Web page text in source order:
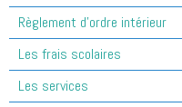
Règlement d'ordre intérieur
Les frais scolaires
Les services